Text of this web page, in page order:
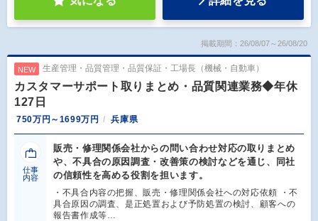
掲載期間：26/08/07～26/08/20
NEW 生産管理・品質管理・品質保証・工場長（機械・自動車）
カスタマーサポート取りまとめ・品質関連業務◆年休
127日
750万円～1699万円 兵庫県
仕事
内容
販売・修理関係会社からの問い合わせ対応の取りまとめ
や、不具合の原因調査・改善策の検討などを通じ、同社
の信頼性を高める役割を担います。
・不具合内容の把握、販売・修理関係会社への対応依頼 ・不
具合原因の調査、是正処置および予防処置の検討、顧客への
報告書作成等…